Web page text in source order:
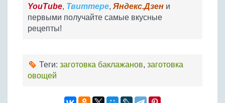
YouTube, Твиттере, Яндекс.Дзен и
первыми получайте самые вкусные
рецепты!
Теги: заготовка баклажанов, заготовка
овощей